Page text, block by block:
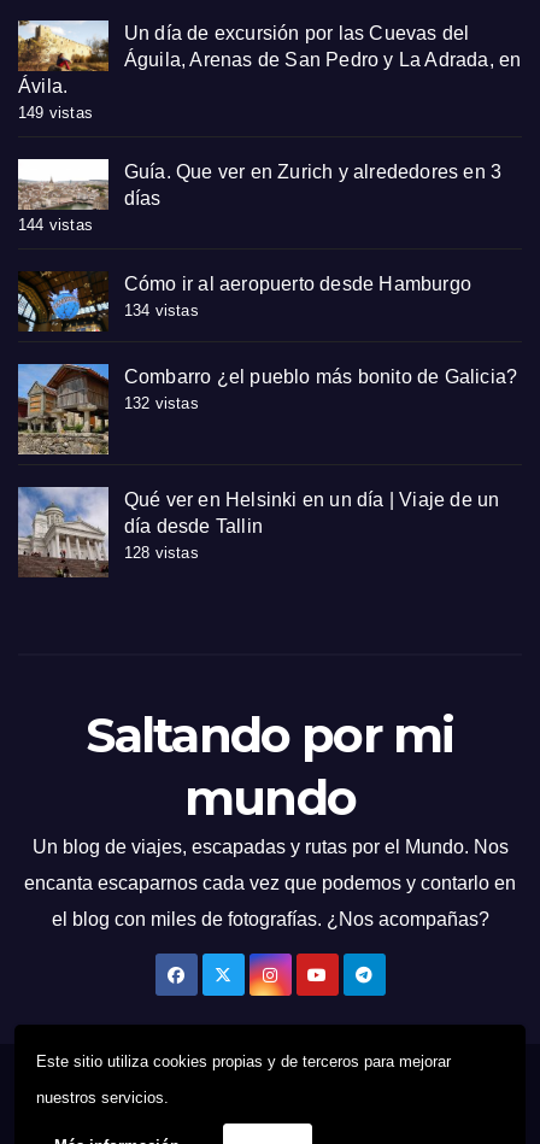
Este sitio utiliza cookies propias y de terceros para mejorar
nuestros servicios.
Un día de excursión por las Cuevas del
Águila, Arenas de San Pedro y La Adrada, en
Ávila.
149 vistas
Guía. Que ver en Zurich y alrededores en 3
días
144 vistas
Cómo ir al aeropuerto desde Hamburgo
134 vistas
Combarro ¿el pueblo más bonito de Galicia?
132 vistas
Qué ver en Helsinki en un día | Viaje de un
día desde Tallin
128 vistas
Saltando por mi
mundo
Un blog de viajes, escapadas y rutas por el Mundo. Nos
encanta escaparnos cada vez que podemos y contarlo en
el blog con miles de fotografías. ¿Nos acompañas?
Funciona gracias a WordPress